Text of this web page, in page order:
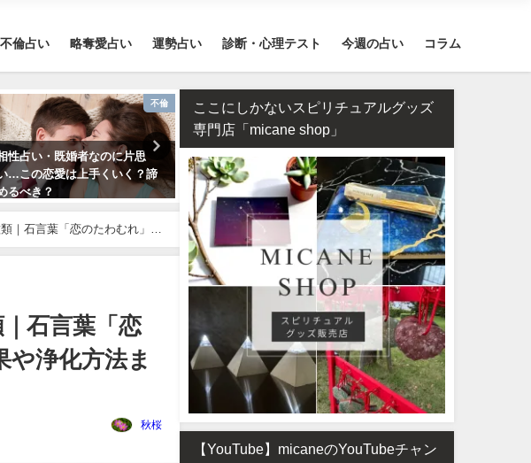
不倫占い 略奪愛占い 運勢占い 診断・心理テスト 今週の占い コラム
不倫
性占い・既婚者なのに片思
…この恋愛は上手くいく？諦
るべき？
タロット占い・彼氏からの連絡
が来ない理由は？待つほうがい
い？
四柱推命で占う2026年のあ
の運勢【生年月日で無料鑑
｜石言葉「恋のたわむれ」の
石言葉「恋
浄化方法ま
秋桜
ここにしかないスピリチュアルグッズ
専門店「micane shop」
【YouTube】micaneのYouTubeチャン